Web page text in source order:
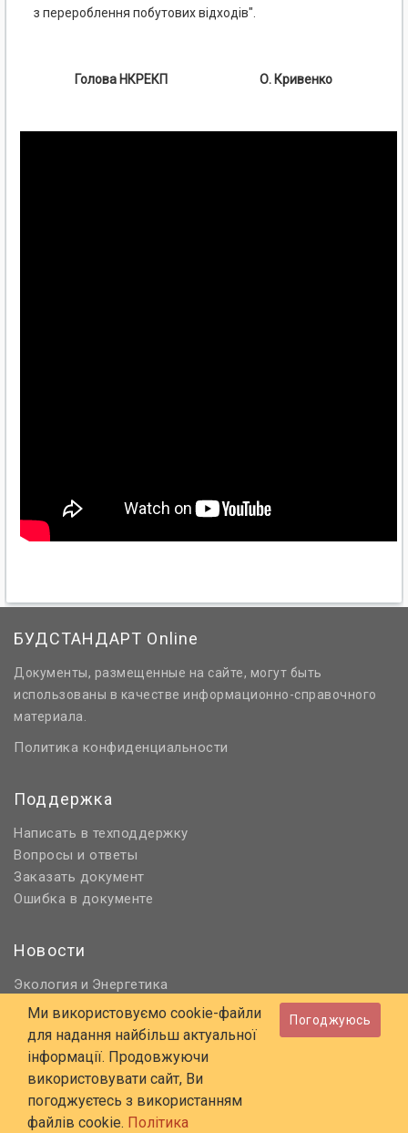
з перероблення побутових відходів".
Голова НКРЕКП О. Кривенко
БУДСТАНДАРТ Online
Документы, размещенные на сайте, могут быть
использованы в качестве информационно-справочного
материала.
Политика конфиденциальности
Поддержка
Написать в техподдержку
Вопросы и ответы
Заказать документ
Ошибка в документе
Новости
Экология и Энергетика
Нормативное регулирование
Строительство и проектирование
Охрана труда и ПБ
© 2006 - 2026 Все права защищены
E-mail:
online@budstandart.com
Ми використовуємо cookie-файли
для надання найбільш актуальної
інформації. Продовжуючи
використовувати сайт, Ви
погоджуєтесь з використанням
файлів cookie. Політика
Погоджуюсь